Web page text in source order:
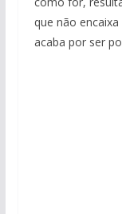
que não
acaba por ser